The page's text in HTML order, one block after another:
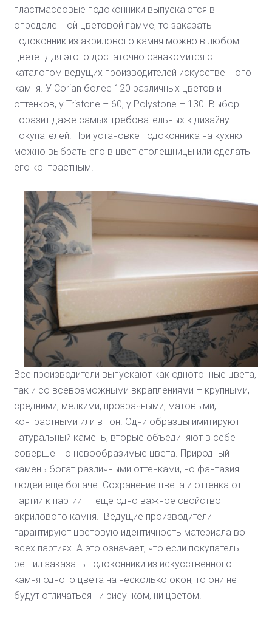
пластмассовые подоконники выпускаются в
определенной цветовой гамме, то заказать
подоконник из акрилового камня можно в любом
цвете. Для этого достаточно ознакомится с
каталогом ведущих производителей искусственного
камня. У Corian более 120 различных цветов и
оттенков, у Tristone – 60, у Polystone – 130. Выбор
поразит даже самых требовательных к дизайну
покупателей. При установке подоконника на кухню
можно выбрать его в цвет столешницы или сделать
его контрастным.
Все производители выпускают как однотонные цвета,
так и со всевозможными вкраплениями – крупными,
средними, мелкими, прозрачными, матовыми,
контрастными или в тон. Одни образцы имитируют
натуральный камень, вторые объединяют в себе
совершенно невообразимые цвета. Природный
камень богат различными оттенками, но фантазия
людей еще богаче. Сохранение цвета и оттенка от
партии к партии – еще одно важное свойство
акрилового камня. Ведущие производители
гарантируют цветовую идентичность материала во
всех партиях. А это означает, что если покупатель
решил заказать подоконники из искусственного
камня одного цвета на несколько окон, то они не
будут отличаться ни рисунком, ни цветом.